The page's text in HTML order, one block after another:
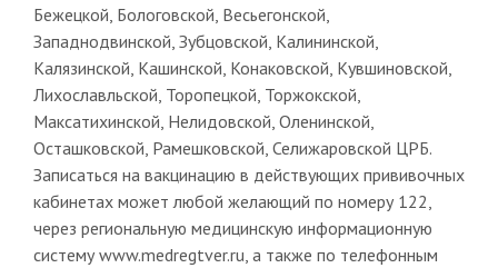
Бежецкой, Бологовской, Весьегонской,
Западнодвинской, Зубцовской, Калининской,
Калязинской, Кашинской, Конаковской, Кувшиновской,
Лихославльской, Торопецкой, Торжокской,
Максатихинской, Нелидовской, Оленинской,
Осташковской, Рамешковской, Селижаровской ЦРБ.
Записаться на вакцинацию в действующих прививочных
кабинетах может любой желающий по номеру 122,
через региональную медицинскую информационную
систему www.medregtver.ru, а также по телефонным